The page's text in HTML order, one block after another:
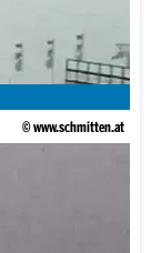
© www.schmitten.at